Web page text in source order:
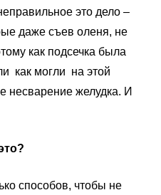
это дело –
даже съев оленя, не
как подсечка была
как могли на этой
несварение желудка. И
способов, чтобы не